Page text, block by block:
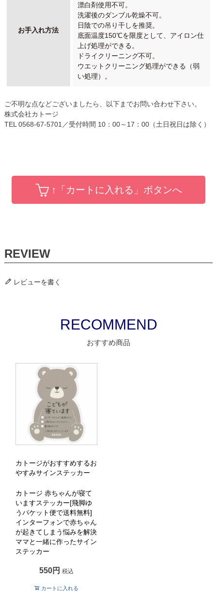
お手入れ方法
漂白剤使用不可。
洗濯後のダンブル乾燥不可。
日陰での吊り干しを推奨。
底面温度150℃を限度として、アイロン仕
上げ処理ができる。
ドライクリーニング不可。
ウエットクリーニング処理ができる（弱
い処理）。
ご不明な点などございましたら、以下までお問い合わせ下さい。
株式会社カトージ
TEL 0568-67-5701／受付時間 10：00～17：00（土日祝日は除く）
↑「カートに入れる」ボタンへ
レビューを書く
おすすめ商品
カトージがおすすめするお
やすみサインステッカー
カトージ 赤ちゃんが寝て
いますステッカー[飛脚ゆ
うパケット便で送料無料]
インターフォンで赤ちゃん
が起きてしまう悩みを解決
ママと一緒に作ったサイン
ステッカー
550 税込
カートに入れる